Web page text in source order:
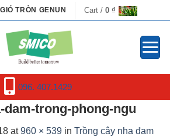
TRÒN GENUN Cart / 0 ₫
096. 407.1429
dam-trong-phong-ngu
at960 × 539 in Trồng cây nha đam